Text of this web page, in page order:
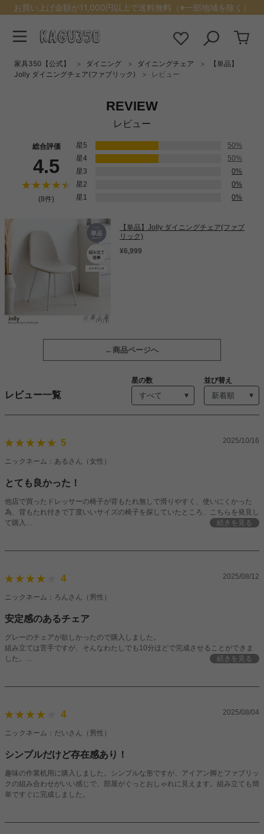
お買い上げ金額が11,000円以上で送料無料（※一部地域を除く）
家具350【公式】 ダイニング ダイニングチェア
【単品】
Jolly ダイニングチェア(ファブリック)
レビュー
REVIEW
レビュー
【単品】Jolly ダイニングチェア(ファブ
リック)
¥6,999
総合評価
4.5
(8件)
星5
50%
星4
50%
星3
0%
星2
0%
星1
0%
商品ページへ
レビュー一覧
星の数 並び替え
5 2025/10/16
ニックネーム：あるさん（女性）
とても良かった！
他店で買ったドレッサーの椅子が背もたれ無しで滑りやすく、使いにくかった
為、背もたれ付きで丁度いいサイズの椅子を探していたところ、こちらを発見し
て購入
続きを見る
4 2025/08/12
ニックネーム：ろんさん（男性）
安定感のあるチェア
グレーのチェアが欲しかったので購入しました。
組み立ては苦手ですが、そんなわたしでも10分ほどで完成させることができま
した。
続きを見る
4 2025/08/04
ニックネーム：だいさん（男性）
シンプルだけど存在感あり！
趣味の作業机用に購入しました。シンプルな形ですが、アイアン脚とファブリッ
クの組み合わせがいい感じで、部屋がぐっとおしゃれに見えます。組み立ても簡
単ですぐに完成しました。